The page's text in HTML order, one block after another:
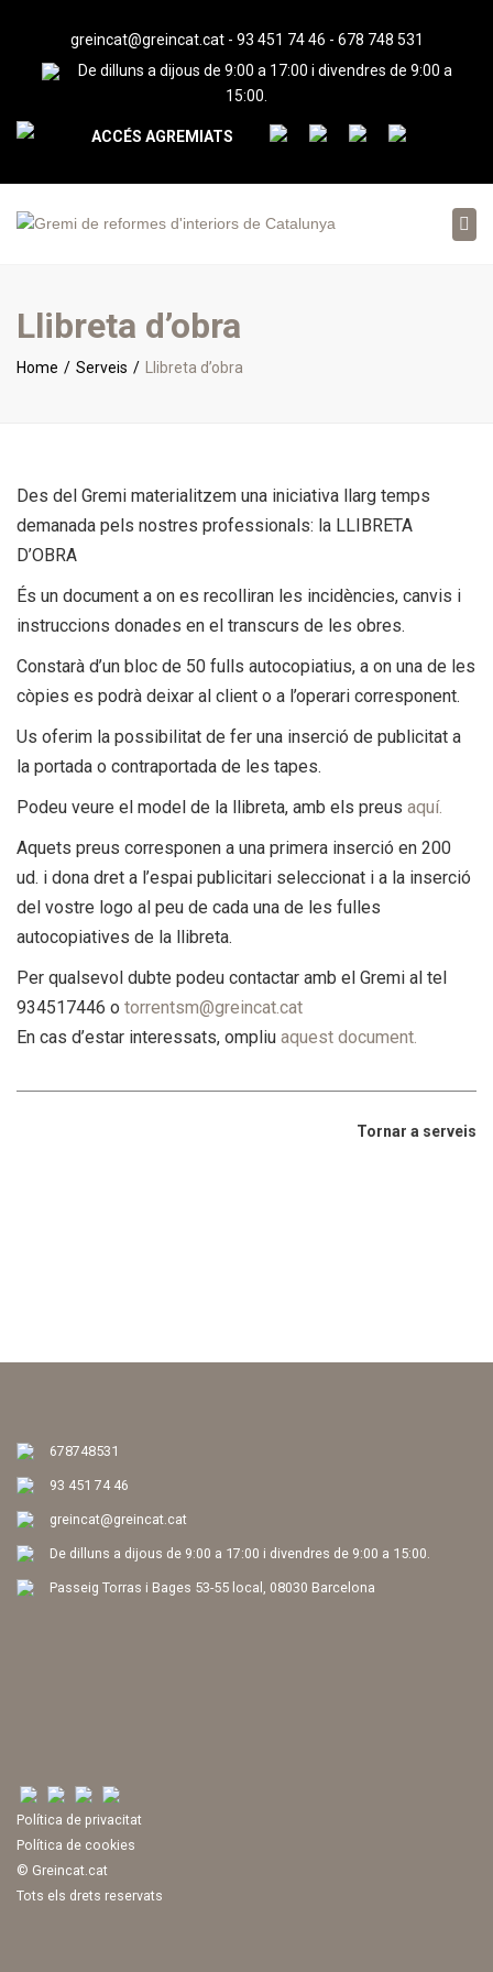
greincat@greincat.cat- 93 451 74 46 - 678 748 531
De dilluns a dijous de 9:00 a 17:00 i divendres de 9:00 a
15:00.
ACCÉS AGREMIATS
Llibreta d’obra
Home Serveis Llibreta d’obra
Des del Gremi materialitzem una iniciativa llarg temps
demanada pels nostres professionals: la LLIBRETA
D’OBRA
És un document a on es recolliran les incidències, canvis i
instruccions donades en el transcurs de les obres.
Constarà d’un bloc de 50 fulls autocopiatius, a on una de les
còpies es podrà deixar al client o a l’operari corresponent.
Us oferim la possibilitat de fer una inserció de publicitat a
la portada o contraportada de les tapes.
Podeu veure el model de la llibreta, amb els preus aquí.
Aquets preus corresponen a una primera inserció en 200
ud. i dona dret a l’espai publicitari seleccionat i a la inserció
del vostre logo al peu de cada una de les fulles
autocopiatives de la llibreta.
Per qualsevol dubte podeu contactar amb el Gremi al tel
934517446 o torrentsm@greincat.cat
En cas d’estar interessats, ompliu aquest document.
Tornar a serveis
678748531
93 451 74 46
greincat@greincat.cat
De dilluns a dijous de 9:00 a 17:00 i divendres de 9:00 a 15:00.
Passeig Torras i Bages 53-55 local, 08030 Barcelona
Política de privacitat
Política de cookies
© Greincat.cat
Tots els drets reservats